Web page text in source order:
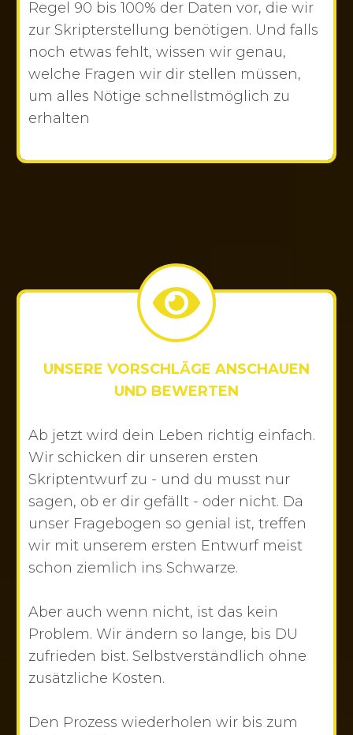
Regel 90 bis 100% der Daten vor, die wir
zur Skripterstellung benötigen. Und falls
noch etwas fehlt, wissen wir genau,
welche Fragen wir dir stellen müssen,
um alles Nötige schnellstmöglich zu
erhalten
UNSERE VORSCHLÄGE ANSCHAUEN
UND BEWERTEN
Ab jetzt wird dein Leben richtig einfach.
Wir schicken dir unseren ersten
Skriptentwurf zu - und du musst nur
sagen, ob er dir gefällt - oder nicht. Da
unser Fragebogen so genial ist, treffen
wir mit unserem ersten Entwurf meist
schon ziemlich ins Schwarze.
Aber auch wenn nicht, ist das kein
Problem. Wir ändern so lange, bis DU
zufrieden bist. Selbstverständlich ohne
zusätzliche Kosten.
Den Prozess wiederholen wir bis zum